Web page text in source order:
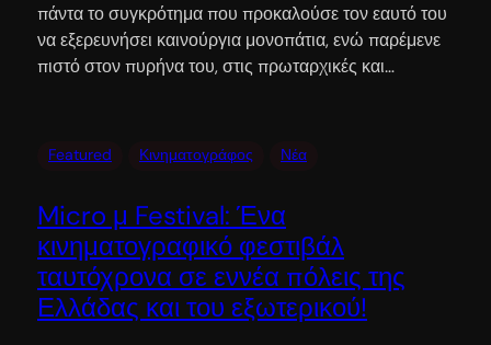
πάντα το συγκρότημα που προκαλούσε τον εαυτό του
να εξερευνήσει καινούργια μονοπάτια, ενώ παρέμενε
πιστό στον πυρήνα του, στις πρωταρχικές και…
Featured Κινηματογράφος Νέα
Micro μ Festival: Ένα
κινηματογραφικό φεστιβάλ
ταυτόχρονα σε εννέα πόλεις της
Ελλάδας και του εξωτερικού!